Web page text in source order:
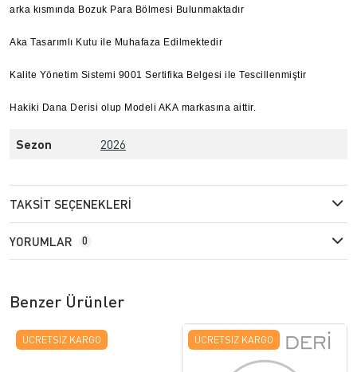
arka kısmında Bozuk Para Bölmesi Bulunmaktadır
Aka Tasarımlı Kutu ile Muhafaza Edilmektedir
Kalite Yönetim Sistemi 9001 Sertifika Belgesi ile Tescillenmiştir
Hakiki Dana Derisi olup Modeli AKA markasına aittir.
Sezon 2026
TAKSIT SEÇENEKLERI
YORUMLAR 0
Benzer Ürünler
ÜCRETSIZ KARGO ÜCRETSIZ KARGO